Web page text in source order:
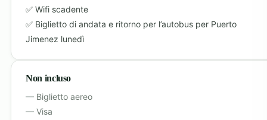
Wifi scadente
Biglietto di andata e ritorno per l’autobus per Puerto
Jimenez lunedì
Non incluso
Biglietto aereo
Visa